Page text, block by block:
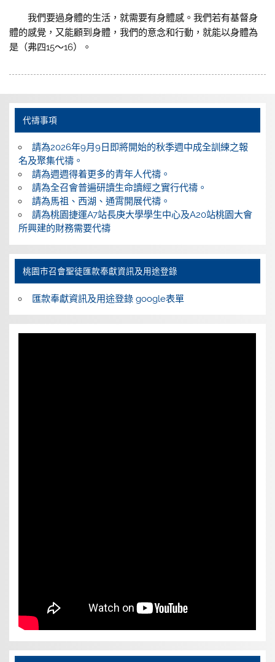
我們要過身體的生活，就需要有身體感。我們若有基督身
體的感覺，又能顧到身體，我們的意念和行動，就能以身體為
是（弗四15～16）。
代禱事項
請為2026年9月9日即將開始的秋季週中成全訓練之報
名及聚集代禱。
請為週週得着更多的青年人代禱。
請為全召會普遍研讀生命讀經之實行代禱。
請為馬祖、西湖、通霄開展代禱。
請為桃園捷運A7站長庚大學學生中心及A20站桃園大會
所興建的財務需要代禱
桃園巿召會聖徒匯款奉獻資訊及用途登錄
匯款奉獻資訊及用途登錄 google表單